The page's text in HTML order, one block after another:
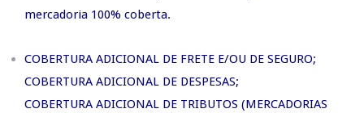
mercadoria 100% coberta.
COBERTURA ADICIONAL DE FRETE E/OU DE SEGURO;
COBERTURA ADICIONAL DE DESPESAS;
COBERTURA ADICIONAL DE TRIBUTOS (MERCADORIAS